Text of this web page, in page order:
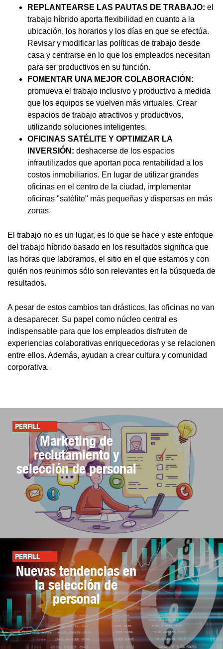
REPLANTEARSE LAS PAUTAS DE TRABAJO: el
trabajo híbrido aporta flexibilidad en cuanto a la
ubicación, los horarios y los días en que se efectúa.
Revisar y modificar las políticas de trabajo desde
casa y centrarse en lo que los empleados necesitan
para ser productivos en su función.
FOMENTAR UNA MEJOR COLABORACIÓN:
promueva el trabajo inclusivo y productivo a medida
que los equipos se vuelven más virtuales. Crear
espacios de trabajo atractivos y productivos,
utilizando soluciones inteligentes.
OFICINAS SATÉLITE Y OPTIMIZAR LA
INVERSIÓN: deshacerse de los espacios
infrautilizados que aportan poca rentabilidad a los
costos inmobiliarios. En lugar de utilizar grandes
oficinas en el centro de la ciudad, implementar
oficinas "satélite" más pequeñas y dispersas en más
zonas.
El trabajo no es un lugar, es lo que se hace y este enfoque
del trabajo híbrido basado en los resultados significa que
las horas que laboramos, el sitio en el que estamos y con
quién nos reunimos sólo son relevantes en la búsqueda de
resultados.
A pesar de estos cambios tan drásticos, las oficinas no van
a desaparecer. Su papel como núcleo central es
indispensable para que los empleados disfruten de
experiencias colaborativas enriquecedoras y se relacionen
entre ellos. Además, ayudan a crear cultura y comunidad
corporativa.
PERFILL
Marketing de
reclutamiento y
selección de personal
PERFILL
Nuevas tendencias en
la selección de
personal